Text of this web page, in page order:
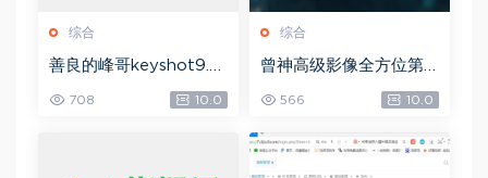
综合
善良的峰哥keyshot9.0
自学宝典，网盘下载(2.3
6G)
708 10.0
综合
曾神高级影像全方位第
四期，网盘下载(49.08
G)
566 10.0